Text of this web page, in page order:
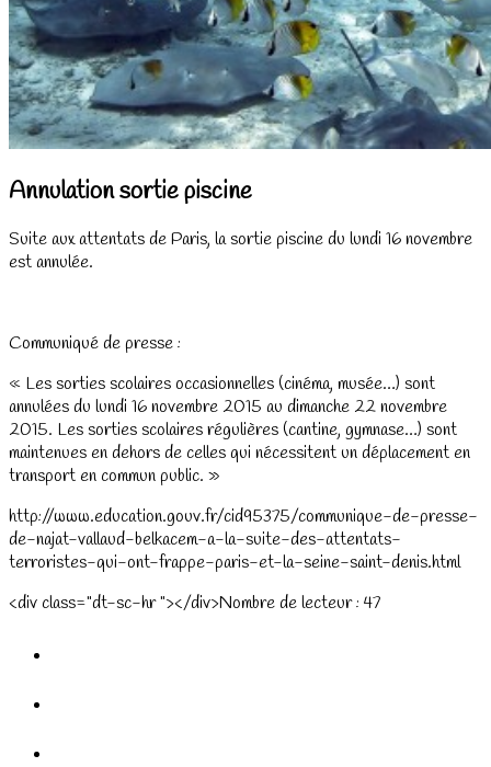
Annulation sortie piscine
Suite aux attentats de Paris, la sortie piscine du lundi 16 novembre
est annulée.
« Les sorties scolaires occasionnelles (cinéma, musée…) sont
annulées du lundi 16 novembre 2015 au dimanche 22 novembre
2015. Les sorties scolaires régulières (cantine, gymnase…) sont
maintenues en dehors de celles qui nécessitent un déplacement en
transport en commun public. »
http://www.education.gouv.fr/cid95375/communique-de-presse-
de-najat-vallaud-belkacem-a-la-suite-des-attentats-
terroristes-qui-ont-frappe-paris-et-la-seine-saint-denis.html
<div class="dt-sc-hr "></div>Nombre de lecteur : 47